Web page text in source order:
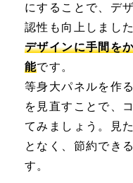
にすることで、デ
認性も向上しまし
デザインに手間を
能です。
等身大パネルを作
を見直すことで、
てみましょう。見
となく、節約でき
す。